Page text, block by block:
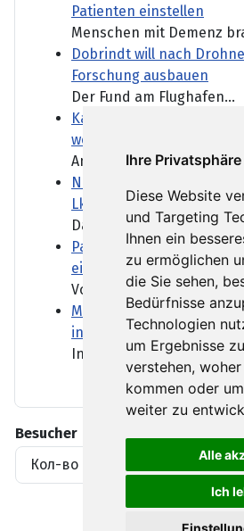
Ihre
Diese Website
und Targeting
Ihnen ein
zu ermöglichen
die Sie sehen,
Bedürfnisse
Technologien
um Ergebnisse
verstehen,
kommen oder
weiter zu
Alle
Ich
Patienten einstellen
Menschen mit Demenz
Dobrindt will nach
Forschung ausbauen
Der Fund am Flughafen...
Kanadische Provinz
wegen Waldbränden
Angefacht durch starke
Niedrigwasser: Was die
Lkw-Fahrverbots bedeutet
Das Niedrigwasser
Paris führt Helmpflicht
ein
Vor allem in
Mutmaßlich ukrainische
in Bulgarien
In Bulgarien ist eine
Besucher
Кол-во просмотров